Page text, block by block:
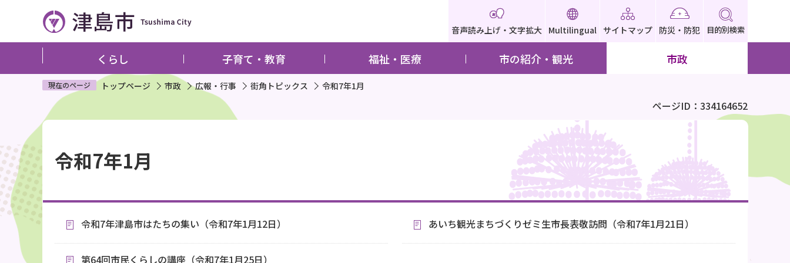
ペ
ジ
す
音声読み上げ・文字拡大 Multilingual サイトマップ 防災・防犯 目的別検索
くらし 子育て・教育 福祉・医療 市の紹介・観光 市政
現在のページ トップページ 市政 広報・行事 街角トピックス 令和7年1月
ページID：334164652
文
こ
こ
か
ら
令和7年1月
令和7年津島市はたちの集い（令和7年1月12日） あいち観光まちづくりゼミ生市長表敬訪問（令和7年1月21日）
第64回市民くらしの講座（令和7年1月25日）